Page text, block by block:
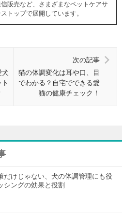
信販売など、さまざまなペットケアサ
トップで展開しています。
犬
次の記事
猫の体調変化は耳や口、目
でわかる？自宅でできる愛
猫の健康チェック！
だけじゃない、犬の体調管理にも役
シングの効果と役割